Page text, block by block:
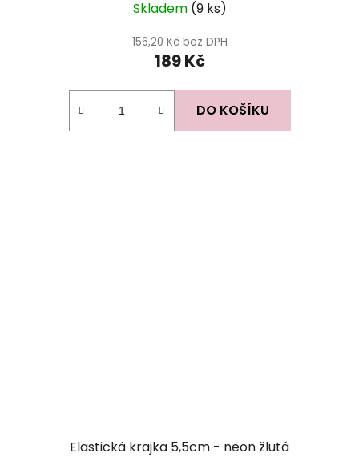
Skladem (9 ks)
156,20 Kč bez DPH
189 Kč
DO KOŠÍKU
Elastická krajka 5,5cm - neon žlutá